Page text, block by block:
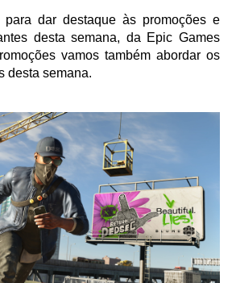
para dar destaque às promoções e
desta semana, da Epic Games
vamos também abordar os
desta semana.